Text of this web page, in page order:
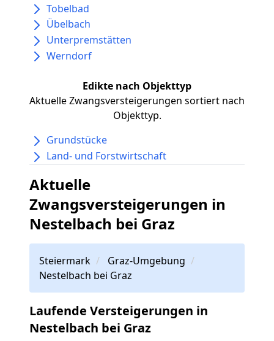
Tobelbad
Übelbach
Unterpremstätten
Werndorf
Edikte nach Objekttyp
Aktuelle Zwangsversteigerungen sortiert nach
Objekttyp.
Grundstücke
Land- und Forstwirtschaft
Aktuelle
Zwangsversteigerungen in
Nestelbach bei Graz
Steiermark
Graz-Umgebung
Nestelbach bei Graz
Laufende Versteigerungen in
Nestelbach bei Graz